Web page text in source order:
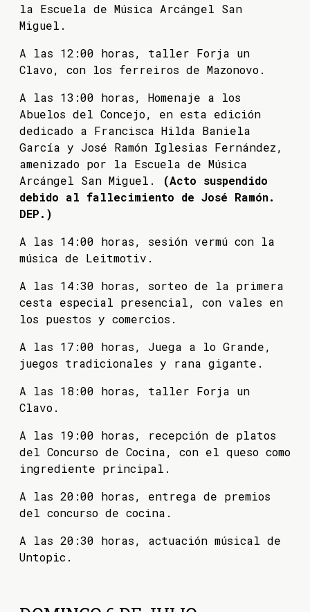
la Escuela de Música Arcángel San
Miguel.
A las 12:00 horas, taller Forja un
Clavo, con los ferreiros de Mazonovo.
A las 13:00 horas, Homenaje a los
Abuelos del Concejo, en esta edición
dedicado a Francisca Hilda Baniela
García y José Ramón Iglesias Fernández,
amenizado por la Escuela de Música
Arcángel San Miguel.
(Acto suspendido
debido al fallecimiento de José Ramón.
DEP.)
A las 14:00 horas, sesión vermú con la
música de Leitmotiv.
A las 14:30 horas, sorteo de la primera
cesta especial presencial, con vales en
los puestos y comercios.
A las 17:00 horas, Juega a lo Grande,
juegos tradicionales y rana gigante.
A las 18:00 horas, taller Forja un
Clavo.
A las 19:00 horas, recepción de platos
del Concurso de Cocina, con el queso como
ingrediente principal.
A las 20:00 horas, entrega de premios
del concurso de cocina.
A las 20:30 horas, actuación músical de
Untopic.